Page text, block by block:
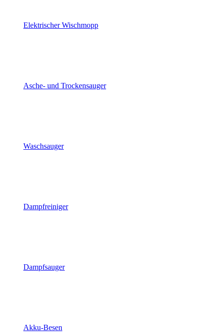
Elektrischer Wischmopp
Asche- und Trockensauger
Waschsauger
Dampfreiniger
Dampfsauger
Akku-Besen